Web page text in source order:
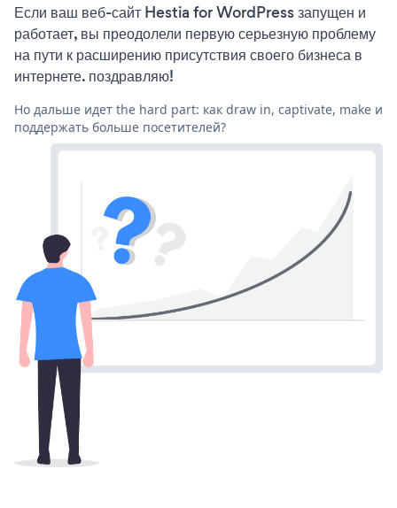
Если ваш веб-сайт Hestia for WordPress запущен и
работает, вы преодолели первую серьезную проблему
на пути к расширению присутствия своего бизнеса в
интернете. поздравляю!
Но дальше идет the hard part: как draw in, captivate, make и
поддержать больше посетителей?